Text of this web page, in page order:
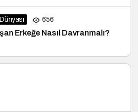
656
Erkeğe Nasıl Davranmalı?